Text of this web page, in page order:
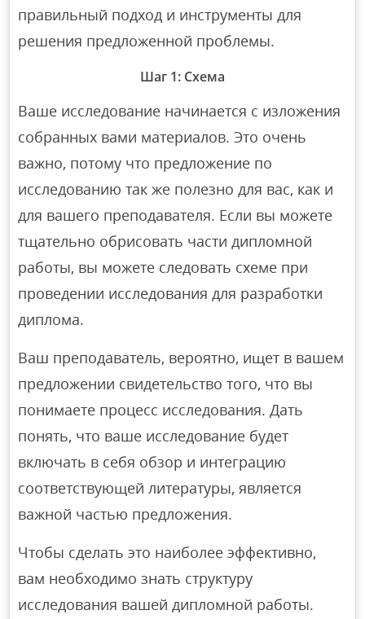
правильный подход и инструменты для
решения предложенной проблемы.
Шаг 1: Схема
Ваше исследование начинается с изложения
собранных вами материалов. Это очень
важно, потому что предложение по
исследованию так же полезно для вас, как и
для вашего преподавателя. Если вы можете
тщательно обрисовать части дипломной
работы, вы можете следовать схеме при
проведении исследования для разработки
диплома.
Ваш преподаватель, вероятно, ищет в вашем
предложении свидетельство того, что вы
понимаете процесс исследования. Дать
понять, что ваше исследование будет
включать в себя обзор и интеграцию
соответствующей литературы, является
важной частью предложения.
Чтобы сделать это наиболее эффективно,
вам необходимо знать структуру
исследования вашей дипломной работы.